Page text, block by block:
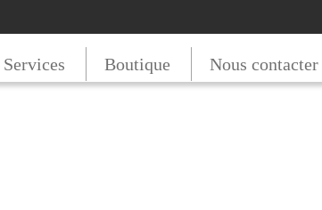
Boutique Nous contacter